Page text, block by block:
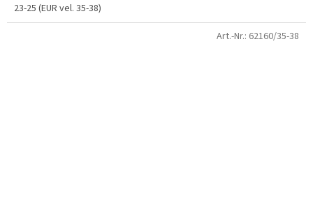
23-25 (EUR vel. 35-38)
Art.-Nr.: 62160/35-38